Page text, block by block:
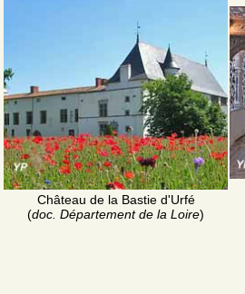
Château de la Bastie d'Urfé
(doc. Département de la Loire)